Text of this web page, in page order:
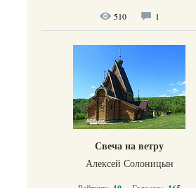
510 1
Свеча на ветру
Алексей Солоницын